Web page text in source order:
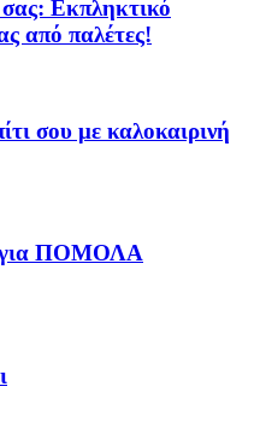
Εκπληκτικό
από παλέτες!
σου με καλοκαιρινή
για ΠΟΜΟΛΑ